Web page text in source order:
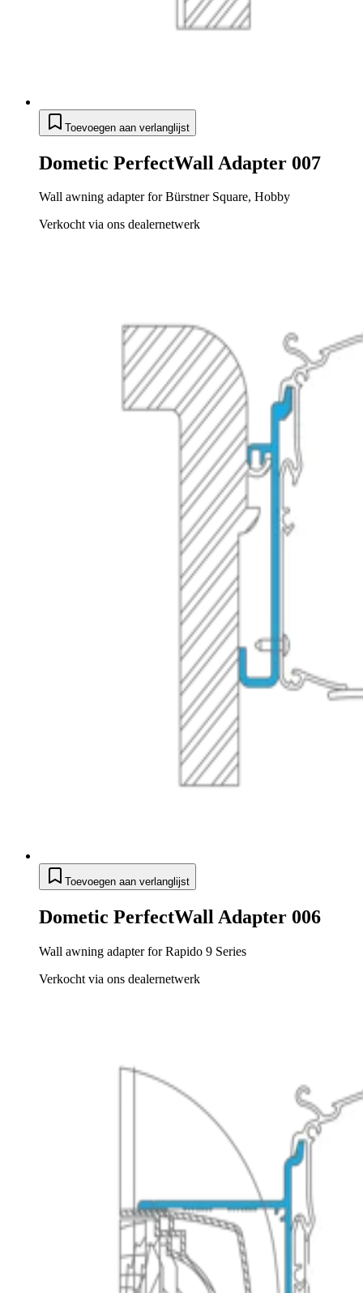
Toevoegen aan verlanglijst
Dometic PerfectWall Adapter 007
Wall awning adapter for Bürstner Square, Hobby
Verkocht via ons dealernetwerk
Toevoegen aan verlanglijst
Dometic PerfectWall Adapter 006
Wall awning adapter for Rapido 9 Series
Verkocht via ons dealernetwerk